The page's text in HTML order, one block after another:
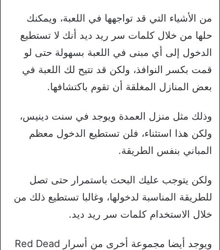
من الأشياء التي قد تواجهها في اللعبة، ويمكنك
حلها من خلال كلمات سر ريد ديد أنك لا تستطيع
الدخول إلى أي مبنى في اللعبة بسهولة حتى لو
قمت بكسر النوافذ، ولكن قد تتيح لك اللعبة في
بعض المنازل المغلقة أن تقوم باكتشافها.
وذلك مثل منزل العمدة ويوجد في سنت دينيس،
ولكن هذا استثناء، فلن تستطيع الدخول معظم
المباني بنفس الطريقة.
ولكن يتوجب عليك البحث باستمرار حتى تصل
للطريقة المناسبة لدخولها، وغالبا تستطيع ذلك من
خلال الاستخدام كلمات سر ريد ديد.
ويوجد أيضا مجموعة أخرى من أسرار Red Dead